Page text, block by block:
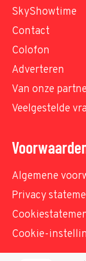
SkyShowtime
Contact
Colofon
Adverteren
Van onze
Veelgestelde
Algemene
Privacy
Cookie-